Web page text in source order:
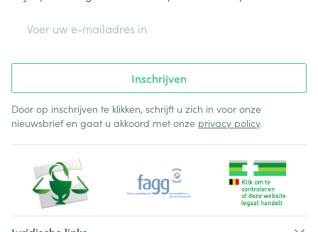
Inschrijven
Door op inschrijven te klikken, schrijft u zich in voor onze
nieuwsbrief en gaat u akkoord met onze privacy policy.